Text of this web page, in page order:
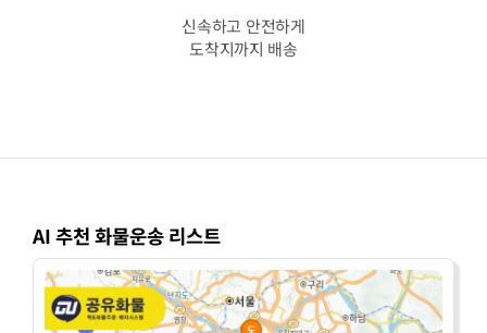
신속하고 안전하게
도착지까지 배송
AI 추천 화물운송 리스트